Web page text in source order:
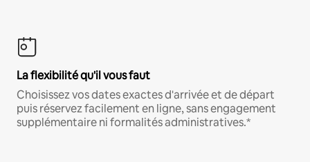
La flexibilité qu'il vous faut
Choisissez vos dates exactes d'arrivée et de départ
puis réservez facilement en ligne, sans engagement
supplémentaire ni formalités administratives.*